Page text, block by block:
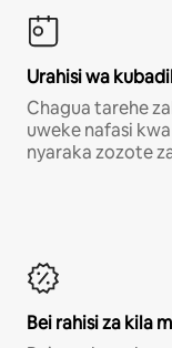
Urahisi wa
Chagua tarehe
uweke nafasi
nyaraka zozote
Bei rahisi za kila